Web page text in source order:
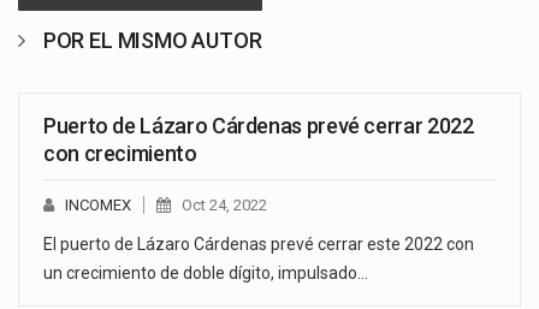
POR EL MISMO AUTOR
Puerto de Lázaro Cárdenas prevé cerrar 2022
con crecimiento
INCOMEX Oct 24, 2022
El puerto de Lázaro Cárdenas prevé cerrar este 2022 con
un crecimiento de doble dígito, impulsado…